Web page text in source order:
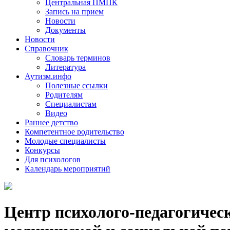
Центральная ПМПК
Запись на прием
Новости
Документы
Новости
Справочник
Словарь терминов
Литература
Аутизм.инфо
Полезные ссылки
Родителям
Специалистам
Видео
Раннее детство
Компетентное родительство
Молодые специалисты
Конкурсы
Для психологов
Календарь мероприятий
Центр психолого-